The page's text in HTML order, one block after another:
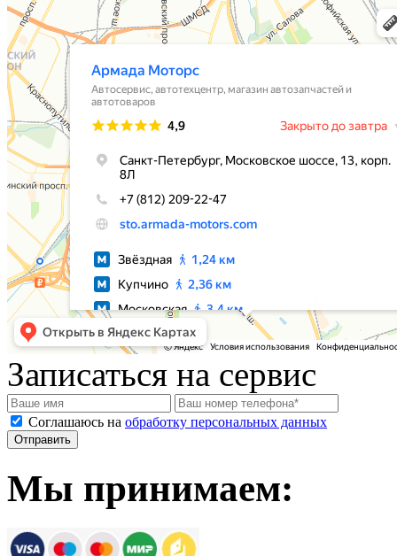
Записаться на сервис
Соглашаюсь на обработку персональных данных
Мы принимаем: